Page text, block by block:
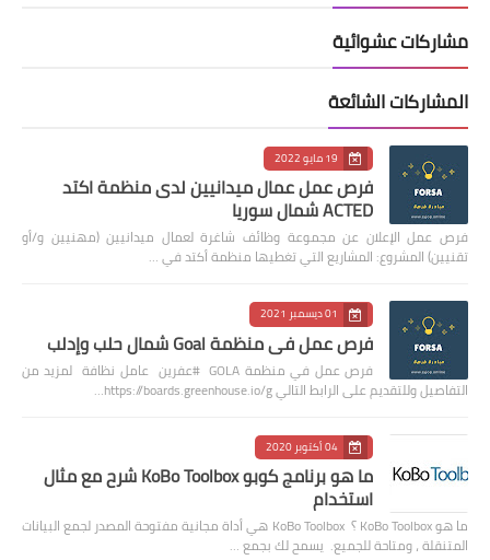
مشاركات عشوائية
المشاركات الشائعة
19 مايو 2022
فرص عمل عمال ميدانيين لدى منظمة اكتد
ACTED شمال سوريا
فرص عمل الإعلان عن مجموعة وظائف شاغرة لعمال ميدانيين (مهنيين و/أو
تقنيين) المشروع: المشاريع التي تغطيها منظمة أكتد في …
01 ديسمبر 2021
فرص عمل في منظمة Goal شمال حلب وإدلب
فرص عمل في منظمة GOLA #عفرين عامل نظافة لمزيد من
التفاصيل وللتقديم على الرابط التالي https://boards.greenhouse.io/g…
04 أكتوبر 2020
ما هو برنامج كوبو KoBo Toolbox شرح مع مثال
استخدام
ما هو KoBo Toolbox ؟ KoBo Toolbox هي أداة مجانية مفتوحة المصدر لجمع البيانات
المتنقلة ، ومتاحة للجميع. يسمح لك بجمع …